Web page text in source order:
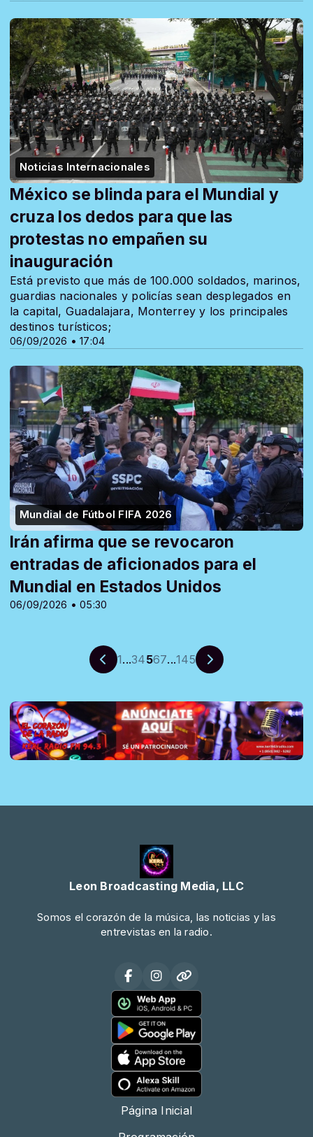
Noticias Internacionales
06/09/2026 • 17:04
México se blinda para el Mundial y
cruza los dedos para que las
protestas no empañen su
inauguración
Está previsto que más de 100.000 soldados, marinos,
guardias nacionales y policías sean desplegados en
la capital, Guadalajara, Monterrey y los principales
destinos turísticos;
Mundial de Fútbol FIFA 2026
06/09/2026 • 05:30
Irán afirma que se revocaron
entradas de aficionados para el
Mundial en Estados Unidos
1...34567...145
Leon Broadcasting Media, LLC
Somos el corazón de la música, las noticias y las
entrevistas en la radio.
Página Inicial